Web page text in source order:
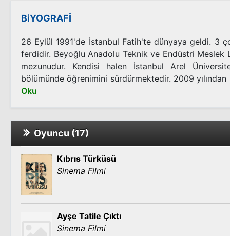
BiYOGRAFİ
26 Eylül 1991'de İstanbul Fatih'te dünyaya geldi. 3
ferdidir. Beyoğlu Anadolu Teknik ve Endüstri Meslek
mezunudur. Kendisi halen İstanbul Arel
bölümünde öğrenimini sürdürmektedir. 2009
Oku
Oyuncu (17)
Kıbrıs Türküsü
Sinema Filmi
Ayşe Tatile Çıktı
Sinema Filmi